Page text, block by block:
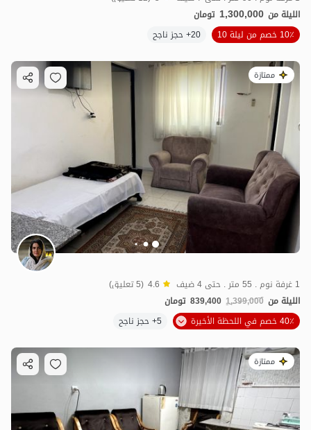
الليلة من 1,300,000 تومان
10٪ خصم من ليلة 10
20+ حجز ناجح
ممتازة
1 غرفة نوم . 55 متر . حتى 4 ضيف 4.6 (5 تعليق)
الليلة من 1,399,000
839,400 تومان
40٪ خصم في اللحظة الأخيرة
5+ حجز ناجح
ممتازة